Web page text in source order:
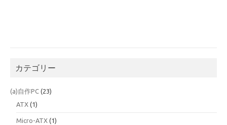
カテゴリー
(a)自作PC (23)
ATX (1)
Micro-ATX (1)